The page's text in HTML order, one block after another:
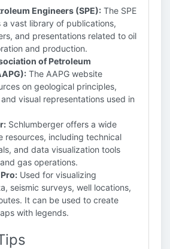
Engineers (SPE): The SPE
vast library of publications,
and presentations related to oil
and production.
of Petroleum
The AAPG website
on geological principles,
visual representations used in
Schlumberger offers a wide
resources, including technical
and data visualization tools
gas operations.
Used for visualizing
seismic surveys, well locations,
It can be used to create
with legends.